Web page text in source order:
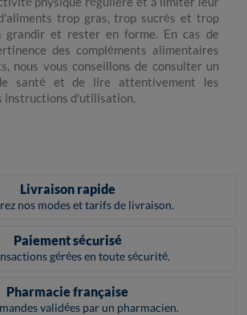
trop gras, trop sucrés et trop
grandir et rester en forme. En cas de
des compléments alimentaires
nous vous conseillons de consulter un
santé et de lire attentivement les
instructions d'utilisation.
Livraison rapide
nos modes et tarifs de livraison.
Paiement sécurisé
gérées en toute sécurité.
Pharmacie française
validées par un pharmacien.